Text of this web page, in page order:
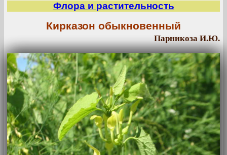
Флора и растительность
Кирказон обыкновенный
Парникоза И.Ю.